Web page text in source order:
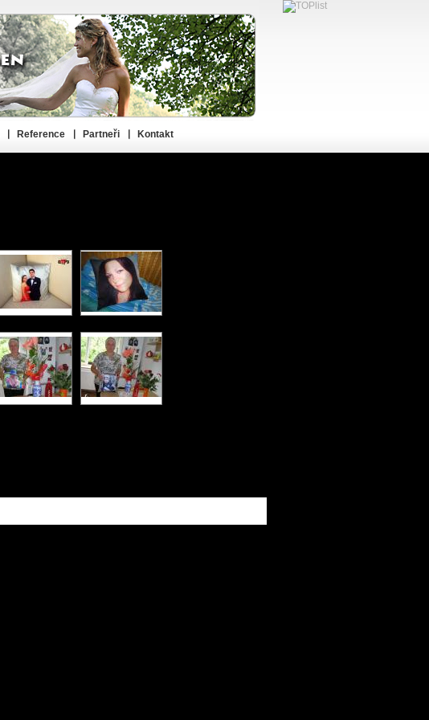
Reference Partneři Kontakt